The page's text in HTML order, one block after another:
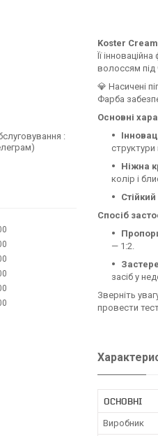
Koster
Її
волоссям під
💎 Насичені
Фарба
Основні
Ніжна
колір і
Спосіб
— 1:2.
засіб у
Зверніть
провести
ОСНОВНІ
Виробник